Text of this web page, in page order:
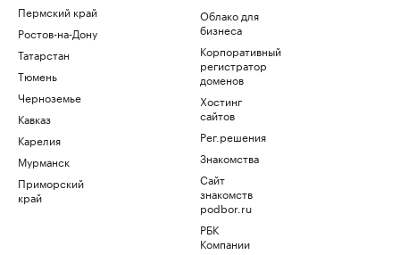
Пермский край
Ростов-на-Дону
Татарстан
Тюмень
Черноземье
Кавказ
Карелия
Мурманск
Приморский
край
Облако для
бизнеса
Корпоративный
регистратор
доменов
Хостинг
сайтов
Рег.решения
Знакомства
Сайт
знакомств
podbor.ru
РБК
Компании